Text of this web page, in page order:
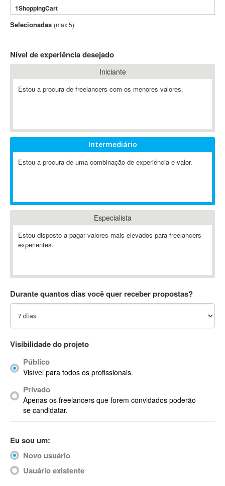
1ShoppingCart
3DS Max
3GSM
802.11
A-GPS
ABAP
Abaqus
ABBYY FineReader
Ableton
Ableton Push
Abstract
AC3
ACID Pro
ACPI
Acrobat
Acrobat X
Acronis
ACT
Actimize
ActionScript
ActionScript 3
Selecionadas (max 5)
Nível de experiência desejado
Iniciante
Estou a procura de freelancers com os menores valores.
Intermediário
Estou a procura de uma combinação de experiência e valor.
Especialista
Estou disposto a pagar valores mais elevados para freelancers
experientes.
Durante quantos dias você quer receber propostas?
Visibilidade do projeto
Público
Visível para todos os profissionais.
Privado
Apenas os freelancers que forem convidados poderão
se candidatar.
Eu sou um:
Novo usuário
Usuário existente